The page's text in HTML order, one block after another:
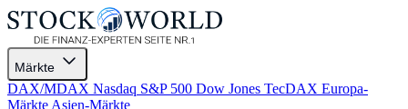
Märkte
DAX/MDAX Nasdaq S&P 500 Dow Jones TecDAX Europa-
Märkte Asien-Märkte